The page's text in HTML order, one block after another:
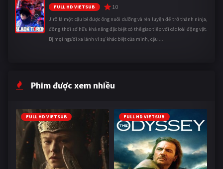
FULL HD VIETSUB 10
Jirô là một cậu bé được ông nuôi dưỡng và rèn luyện để trở thành ninja,
đồng thời sở hữu khả năng đặc biệt có thể giao tiếp với các loài động vật.
Bị mọi người xa lánh vì sự khác biệt của mình, cậu ...
Phim được xem nhiều
FULL HD VIETSUB FULL HD VIETSUB